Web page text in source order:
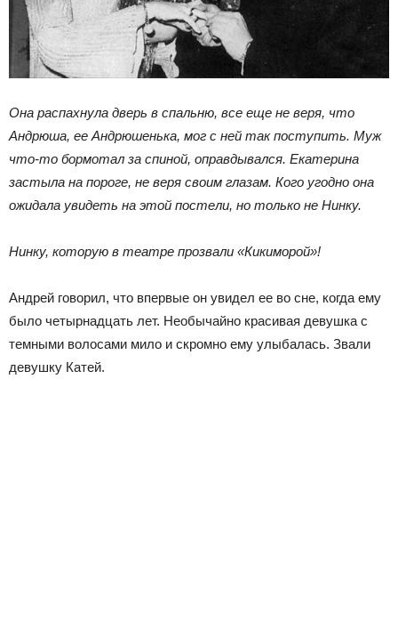
Она распахнула дверь в спальню, все еще не веря, что
Андрюша, ее Андрюшенька, мог с ней так поступить. Муж
что-то бормотал за спиной, оправдывался. Екатерина
застыла на пороге, не веря своим глазам. Кого угодно она
ожидала увидеть на этой постели, но только не Нинку.
Нинку, которую в театре прозвали «Кикиморой»!
Андрей говорил, что впервые он увидел ее во сне, когда ему
было четырнадцать лет. Необычайно красивая девушка с
темными волосами мило и скромно ему улыбалась. Звали
девушку Катей.